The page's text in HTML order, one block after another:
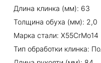
Длина клинка (мм): 63
Толщина обуха (мм): 2,0
Марка стали: X55CrMo14
Тип обработки клинка: